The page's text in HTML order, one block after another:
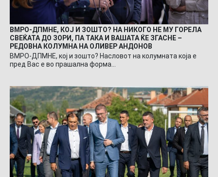
ВМРО-ДПМНЕ, КОЈ И ЗОШТО? НА НИКОГО НЕ МУ ГОРЕЛА
СВЕЌАТА ДО ЗОРИ, ПА ТАКА И ВАШАТА ЌЕ ЗГАСНЕ –
РЕДОВНА КОЛУМНА НА ОЛИВЕР АНДОНОВ
ВМРО-ДПМНЕ, кој и зошто? Насловот на колумната која е
пред Вас е во прашална форма…